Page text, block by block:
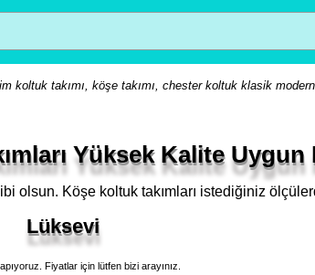
koltuk takımı, köşe takımı, chester koltuk klasik
Yüksek Kalite Uygun
olsun. Köşe koltuk takımları istediğiniz
Lüksevi
Fiyatlar için lütfen bizi arayınız.